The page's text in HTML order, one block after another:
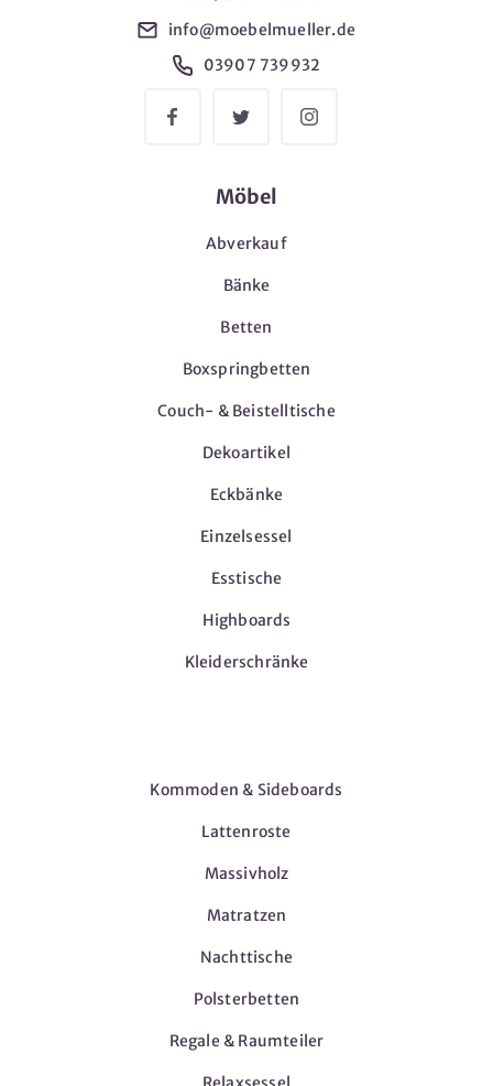
info@moebelmueller.de
03907 739932
Möbel
Abverkauf
Bänke
Betten
Boxspringbetten
Couch- & Beistelltische
Dekoartikel
Eckbänke
Einzelsessel
Esstische
Highboards
Kleiderschränke
Kommoden & Sideboards
Lattenroste
Massivholz
Matratzen
Nachttische
Polsterbetten
Regale & Raumteiler